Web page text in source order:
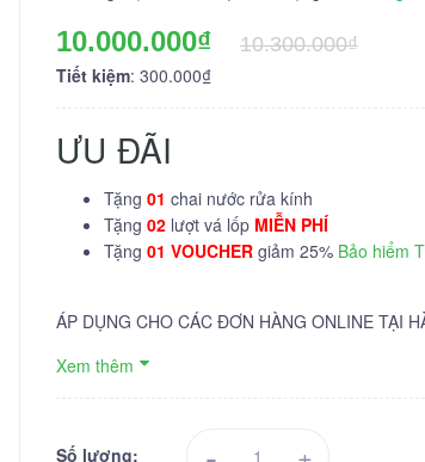
10.000.000₫
10.300.000₫
Tiết kiệm: 300.000₫
ƯU ĐÃI
Tặng 01 chai nước rửa kính
Tặng 02 lượt vá lốp MIỄN PHÍ
Tặng 01 VOUCHER giảm 25% Bảo hiểm
ÁP DỤNG CHO CÁC ĐƠN HÀNG ONLINE TẠI
Xem thêm
Số lượng: